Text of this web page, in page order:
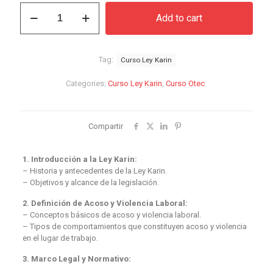
was:
$499.000.
is:
Ley
Add to cart
Categories: Curso Ley Karin Curso Otec
Tag: Curso Ley Karin
Compartir
1. Introducción a la Ley Karin:
– Historia y antecedentes de la Ley Karin.
– Objetivos y alcance de la legislación.
2. Definición de Acoso y Violencia Laboral:
– Conceptos básicos de acoso y violencia laboral.
– Tipos de comportamientos que constituyen acoso y violencia
en el lugar de trabajo.
3. Marco Legal y Normativo: